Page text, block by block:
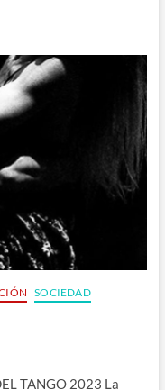
SOCIEDAD
TANGO 2023 La